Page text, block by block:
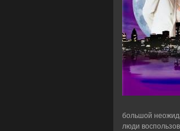
большой
люди